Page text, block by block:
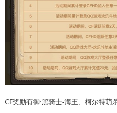
CF奖励有御·黑骑士-海王、柯尔特萌